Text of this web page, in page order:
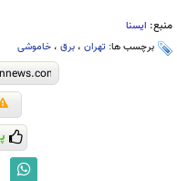
منبع: ایسنا
برچسب ها: تهران ، برق ، خاموشی